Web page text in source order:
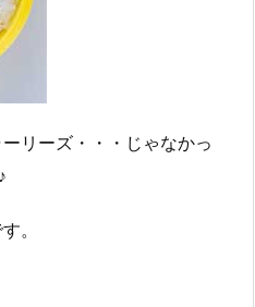
リーズ・・・じゃなかっ
。